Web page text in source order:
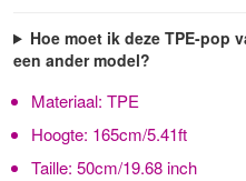
Hoe moet ik deze TPE-pop
een ander model?
Materiaal: TPE
Hoogte: 165cm/5.41ft
Taille: 50cm/19.68 inch